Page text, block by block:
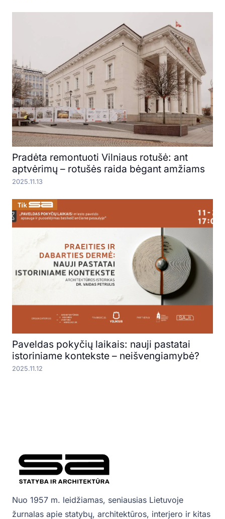
Pradėta remontuoti Vilniaus rotušė: ant
aptvėrimų – rotušės raida bėgant amžiams
2025.11.13
Paveldas pokyčių laikais: nauji pastatai
istoriniame kontekste – neišvengiamybė?
2025.11.12
Nuo 1957 m. leidžiamas, seniausias Lietuvoje
žurnalas apie statybų, architektūros, interjero ir kitas